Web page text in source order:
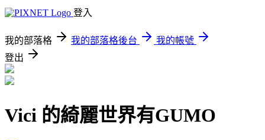
登入
我的部落格 我的部落格後台
我的帳號
登出
Vici 的綺麗世界有GUMO